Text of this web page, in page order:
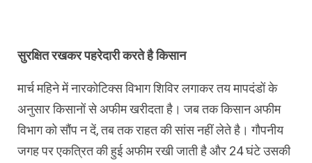
सुरक्षित रखकर पहरेदारी करते है किसान
मार्च महिने में नारकोटिक्स विभाग शिविर लगाकर तय मापदंडों के
अनुसार किसानों से अफीम खरीदता है। जब तक किसान अफीम
विभाग को सौंप न दें, तब तक राहत की सांस नहीं लेते है। गौपनीय
जगह पर एकत्रित की हुई अफीम रखी जाती है और 24 घंटे उसकी